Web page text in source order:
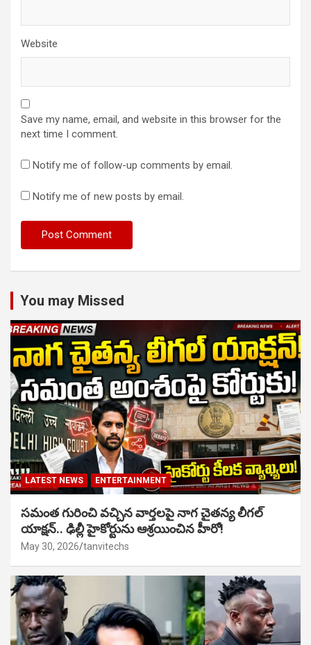
Website
Save my name, email, and website in this browser for the
next time I comment.
Notify me of follow-up comments by email.
Notify me of new posts by email.
You may Missed
LATEST NEWS ENTERTAINMENT
సమంత గురించి వచ్చిన వార్తలపై నాగ చైతన్య లీగల్
యాక్షన్.. ఢిల్లీ హైకోర్టును ఆశ్రయించిన హీరో!
May 30, 2026 tanvitechs